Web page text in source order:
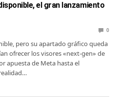
el gran lanzamiento
0
pero su apartado gráfico queda
ofrecer los visores «next-gen» de
apuesta de Meta hasta el